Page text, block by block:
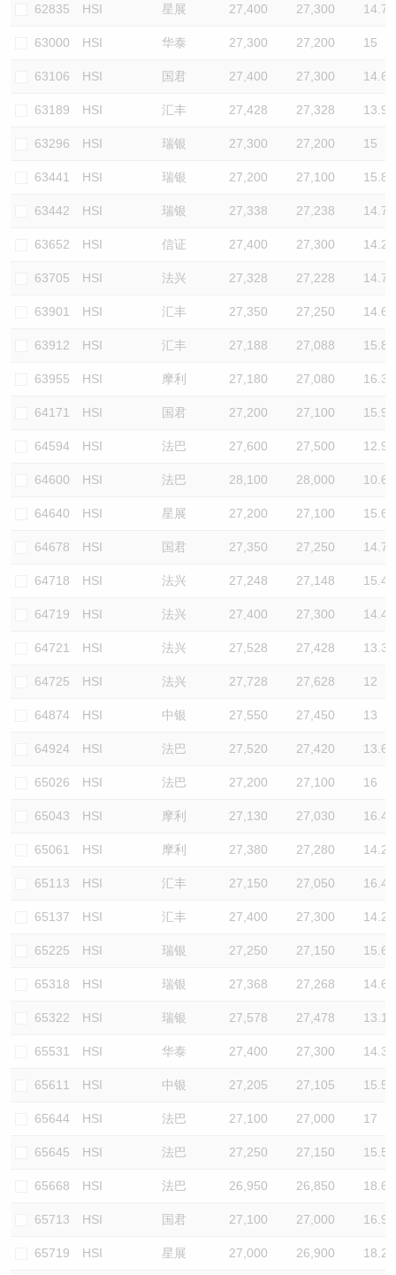
62835 HSI 星展 27,400 27,300 14.7
63000 HSI 华泰 27,300 27,200 15
63106 HSI 国君 27,400 27,300 14.6
63189 HSI 汇丰 27,428 27,328 13.9
63296 HSI 瑞银 27,300 27,200 15
63441 HSI 瑞银 27,200 27,100 15.8
63442 HSI 瑞银 27,338 27,238 14.7
63652 HSI 信证 27,400 27,300 14.2
63705 HSI 法兴 27,328 27,228 14.7
63901 HSI 汇丰 27,350 27,250 14.6
63912 HSI 汇丰 27,188 27,088 15.8
63955 HSI 摩利 27,180 27,080 16.3
64171 HSI 国君 27,200 27,100 15.9
64594 HSI 法巴 27,600 27,500 12.9
64600 HSI 法巴 28,100 28,000 10.6
64640 HSI 星展 27,200 27,100 15.6
64678 HSI 国君 27,350 27,250 14.7
64718 HSI 法兴 27,248 27,148 15.4
64719 HSI 法兴 27,400 27,300 14.4
64721 HSI 法兴 27,528 27,428 13.3
64725 HSI 法兴 27,728 27,628 12
64874 HSI 中银 27,550 27,450 13
64924 HSI 法巴 27,520 27,420 13.6
65026 HSI 法巴 27,200 27,100 16
65043 HSI 摩利 27,130 27,030 16.4
65061 HSI 摩利 27,380 27,280 14.2
65113 HSI 汇丰 27,150 27,050 16.4
65137 HSI 汇丰 27,400 27,300 14.2
65225 HSI 瑞银 27,250 27,150 15.6
65318 HSI 瑞银 27,368 27,268 14.6
65322 HSI 瑞银 27,578 27,478 13.1
65531 HSI 华泰 27,400 27,300 14.3
65611 HSI 中银 27,205 27,105 15.5
65644 HSI 法巴 27,100 27,000 17
65645 HSI 法巴 27,250 27,150 15.5
65668 HSI 法巴 26,950 26,850 18.6
65713 HSI 国君 27,100 27,000 16.9
65719 HSI 星展 27,000 26,900 18.2